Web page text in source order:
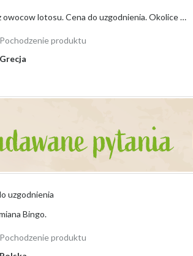
owocami oraz śledzić
Sprzedam duze ilosci kiwi, kasztanow, oliwek oraz owocow lotosu. Cena do uzgodnienia. Okolice Olimpu.
Pochodzenie produktu
Grecja
uzgodnienia
Bingo.
Pochodzenie produktu